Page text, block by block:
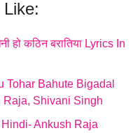
कठिन बरातिया Lyrics In
Tohar Bahute Bigadal
Raja, Shivani Singh
Ankush Raja